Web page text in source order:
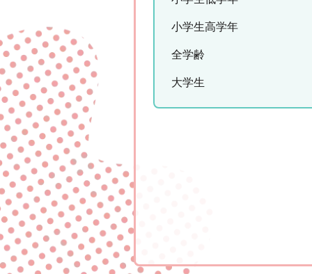
小学生高学年
全学齢
大学生